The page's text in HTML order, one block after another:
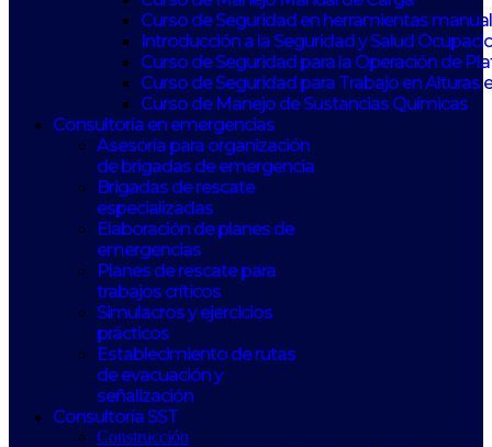
Curso de Seguridad en herramientas
Introducción a la Seguridad y Salud
Curso de Seguridad para la Operación de
Curso de Seguridad para Trabajo en Alturas
Curso de Manejo de Sustancias Químicas
Consultoría en emergencias
Asesoría para organización
de brigadas de emergencia
Brigadas de rescate
especializadas
Elaboración de planes de
emergencias
Planes de rescate para
trabajos críticos
Simulacros y ejercicios
prácticos
Establecimiento de rutas
de evacuación y
señalización
Consultoría SST
Construcción